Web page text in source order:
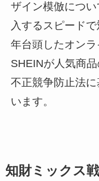
ザイン模倣につ
入するスピード
年台頭したオン
SHEINが人気商
不正競争防止法
います。
知財ミックス